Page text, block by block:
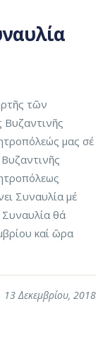
τῶν
μας σέ
Συναυλία μέ
Συναυλία θά
καί ὥρα
13 Δεκεμβρίου, 2018